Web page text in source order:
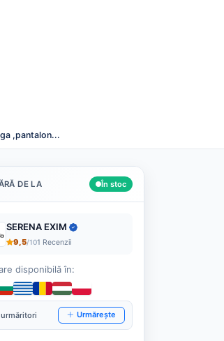
,pantalon...
DE LA În stoc
SERENA EXIM
9,5/101 Recenzii
disponibilă în:
Urmărește